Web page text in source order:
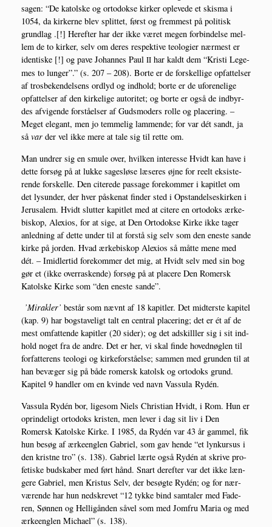
sagen: “De katol­ske og orto­dok­se kir­ker ople­ve­de et skis­ma i
1054, da kir­ker­ne blev split­tet, først og frem­mest på poli­tisk
grund­lag .[!] Her­ef­ter har der ikke været megen for­bin­del­se mel­
lem de to kir­ker, selv om deres respek­ti­ve teo­lo­gi­er nær­mest er
iden­ti­ske [!] og pave Johan­nes Paul II har kaldt dem “Kri­sti Lege­
mes to lun­ger”.” (s. 207 – 208). Bor­te er de for­skel­li­ge opfat­tel­ser
af tros­be­ken­del­sens ord­lyd og ind­hold; bor­te er de ufor­e­ne­li­ge
opfat­tel­ser af den kir­ke­li­ge auto­ri­tet; og bor­te er også de ind­byr­
des afvi­gen­de for­stå­el­ser af Guds­mo­ders rol­le og pla­ce­ring. –
Meget ele­gant, men jo tem­me­lig lam­men­de; for var dét sandt, ja
såvar der vel ikke mere at tale sig til ret­te om.
Man undrer sig en smu­le over, hvil­ken inter­es­se Hvidt kan have i
det­te for­søg på at luk­ke sage­s­lø­se læse­res øjne for reelt eksi­ste­
ren­de for­skel­le. Den cite­re­de pas­sa­ge fore­kom­mer i kapit­let om
det lys­un­der, der hver påske­nat fin­der sted i Opstan­del­ses­kir­ken i
Jeru­sa­lem. Hvidt slut­ter kapit­let med at cite­re en orto­doks ærke­
bi­skop, Ale­xios, for at sige, at Den Orto­dok­se Kir­ke ikke tager
anled­ning af det­te under til at for­stå sig selv som den ene­ste san­de
kir­ke på jor­den. Hvad ærke­bi­skop Ale­xios så måt­te mene med
dét. – Imid­ler­tid fore­kom­mer det mig, at Hvidt selv med sin bog
gør et (ikke over­ra­sken­de) for­søg på at pla­ce­re Den Romersk
Katol­ske Kir­ke som “den ene­ste sande”.
’Mirak­ler’ består som nævnt af 18 kapit­ler. Det mid­ter­ste kapi­tel
(kap. 9) har bog­sta­ve­ligt talt en cen­tral pla­ce­ring; det er ét af de
mest omfat­ten­de kapit­ler (20 sider); og det adskil­l­ler sig i sit ind­
hold noget fra de andre. Det er her, vi skal fin­de hoved­nøg­len til
for­fat­te­rens teo­lo­gi og kir­ke­for­stå­el­se; sam­men med grun­den til at
han bevæ­ger sig på både romersk katolsk og orto­doks grund.
Kapi­tel 9 hand­ler om en kvin­de ved navn Vas­su­la Rydén.
Vas­su­la Rydén bor, lige­som Niels Chri­sti­an Hvidt, i Rom. Hun er
oprin­de­ligt orto­doks kri­sten, men lever i dag sit liv i Den
Romersk Katol­ske Kir­ke. I 1985, da Rydén var 43 år gam­mel, fik
hun besøg af ærke­eng­len Gabri­el, som gav hen­de “et lyn­kur­sus i
den krist­ne tro” (s. 138). Gabri­el lær­te også Rydén at skri­ve pro­
fe­ti­ske bud­ska­ber med ført hånd. Snart der­ef­ter var det ikke læn­
ge­re Gabri­el, men Kristus Selv, der besøg­te Rydén; og for nær­
væ­ren­de har hun nedskre­vet “12 tyk­ke bind sam­ta­ler med Fade­
ren, Søn­nen og Hel­li­gån­den såvel som med Jom­fru Maria og med
ærke­eng­len Micha­el” (s. 138).